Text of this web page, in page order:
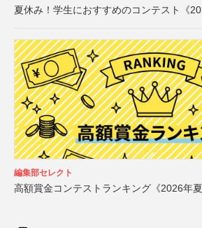
夏休み！学生におすすめのコンテスト《
編集部セレクト
高額賞金コンテストランキング《2026年夏